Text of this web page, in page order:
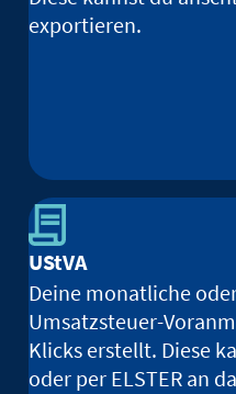
exportieren.
UStVA
Deine monatliche
Umsatzsteuer-
Klicks erstellt. Diese
oder per ELSTER an